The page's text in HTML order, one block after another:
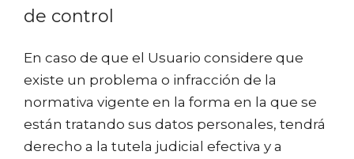
de control
En caso de que el Usuario considere que
existe un problema o infracción de la
normativa vigente en la forma en la que se
están tratando sus datos personales, tendrá
derecho a la tutela judicial efectiva y a